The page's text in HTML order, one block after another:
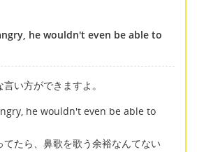
he wouldn't even be able to
い方ができますよ。
he wouldn't even be able to
てたら、鼻歌を歌う余裕なんてない